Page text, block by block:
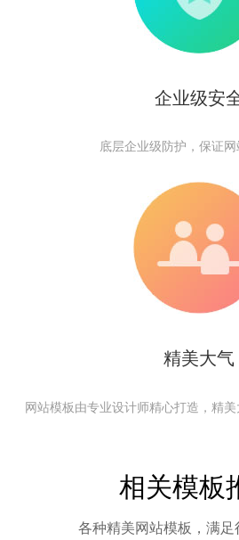
企业级安
底层企业级防护，保证
精美大气
网站模板由专业设计师精心打造，精
相关模板
各种精美网站模板，满足